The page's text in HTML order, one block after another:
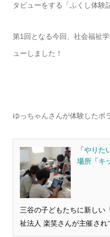
タビューをする「ふくし体験
第1回となる今回、社会福祉
ューしました！
ゆっちゃんさんが体験したボ
「やり
場所「キ
三谷の子どもたちに新しい
祉法人 楽笑さんが主催され